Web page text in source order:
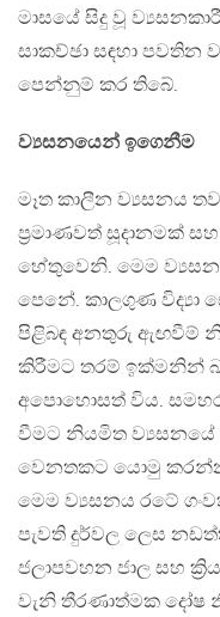
මාසයේ සිදු වූ
සාකච්ඡා සඳහා පවතින
පෙන්නුම් කර තිබේ.
ව්‍යසනයෙන් ඉගෙනීම
මෑත කාලීන ව්‍යසනය
ප්‍රමාණවත් සූදානමක්
හේතුවෙනි. මෙම
පෙනේ. කාලගුණ විද්‍යා
පිළිබඳ අනතුරු ඇඟවීම්
කිරීමට තරම් ඉක්මනින්
අපොහොසත් විය. සමහර
වීමට නියමිත ව්‍යසනයේ
වෙනතකට යොමු
මෙම ව්‍යසනය රටේ
පැවති දුර්වල ලෙස
ජලාපවහන ජාල සහ
වැනි තීරණාත්මක